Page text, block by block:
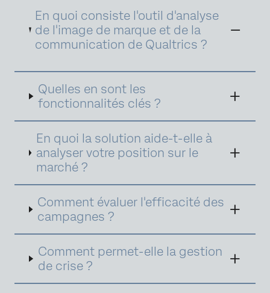
En quoi consiste l'outil d'analyse
de l'image de marque et de la
communication de Qualtrics ?
et de la communication vous aide à prendre le
contrôle de la manière dont votre marque est
informations en temps réel sur différents
canaux, vous comprendrez précisément ce
que pensent les consommateur·rices de
votre marque et de votre communication.
Vous serez ainsi en capacité de prendre des
décisions stratégiques qui viendront
renforcer votre position sur le marché.
Quelles en sont les
fonctionnalités clés ?
En quoi la solution aide-t-elle à
analyser votre position sur le
marché ?
Comment évaluer l'efficacité des
campagnes ?
Comment permet-elle la gestion
de crise ?